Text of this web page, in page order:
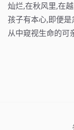
灿烂,在秋风里,在
孩子有本心,即便
从中窥视生命的可